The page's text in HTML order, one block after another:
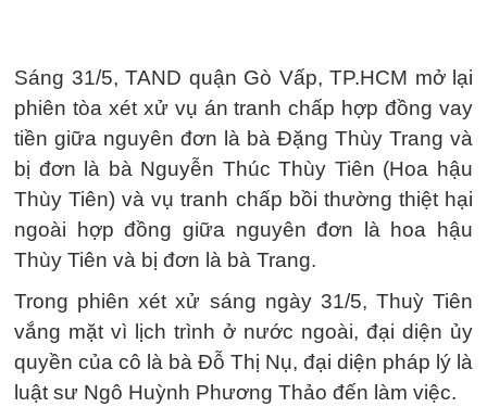
Sáng 31/5, TAND quận Gò Vấp, TP.HCM mở lại
phiên tòa xét xử vụ án tranh chấp hợp đồng vay
tiền giữa nguyên đơn là bà Đặng Thùy Trang và
bị đơn là bà Nguyễn Thúc Thùy Tiên (Hoa hậu
Thùy Tiên) và vụ tranh chấp bồi thường thiệt hại
ngoài hợp đồng giữa nguyên đơn là hoa hậu
Thùy Tiên và bị đơn là bà Trang.
Trong phiên xét xử sáng ngày 31/5, Thuỳ Tiên
vắng mặt vì lịch trình ở nước ngoài, đại diện ủy
quyền của cô là bà Đỗ Thị Nụ, đại diện pháp lý là
luật sư Ngô Huỳnh Phương Thảo đến làm việc.